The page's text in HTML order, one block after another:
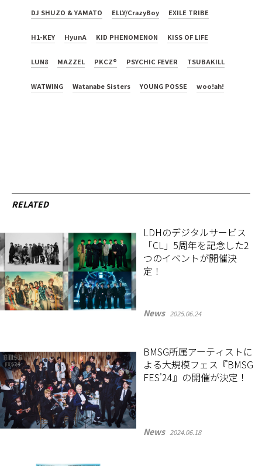
DJ SHUZO & YAMATO ELLY/CrazyBoy EXILE TRIBE
H1-KEY HyunA KID PHENOMENON KISS OF LIFE
LUN8 MAZZEL PKCZ® PSYCHIC FEVER TSUBAKILL
WATWING Watanabe Sisters YOUNG POSSE woo!ah!
RELATED
LDHのデジタルサービス
「CL」5周年を記念した2
つのイベントが開催決
定！
News 2025.06.24
BMSG所属アーティストに
よる大規模フェス『BMSG
FES'24』の開催が決定！
News 2024.06.18